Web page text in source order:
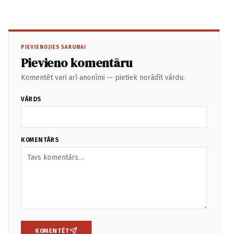
PIEVIENOJIES SARUNAI
Pievieno komentāru
Komentēt vari arī anonīmi — pietiek norādīt vārdu.
VĀRDS
KOMENTĀRS
KOMENTĒT